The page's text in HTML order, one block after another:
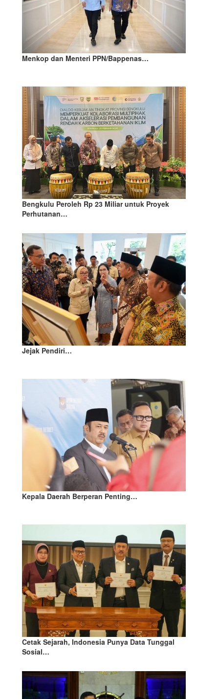
Menkop dan Menteri PPN/Bappenas…
Bengkulu Peroleh Rp 23 Miliar untuk Proyek
Perhutanan…
Jejak Pendiri…
Kepala Daerah Berperan Penting…
Cetak Sejarah, Indonesia Punya Data Tunggal
Sosial…